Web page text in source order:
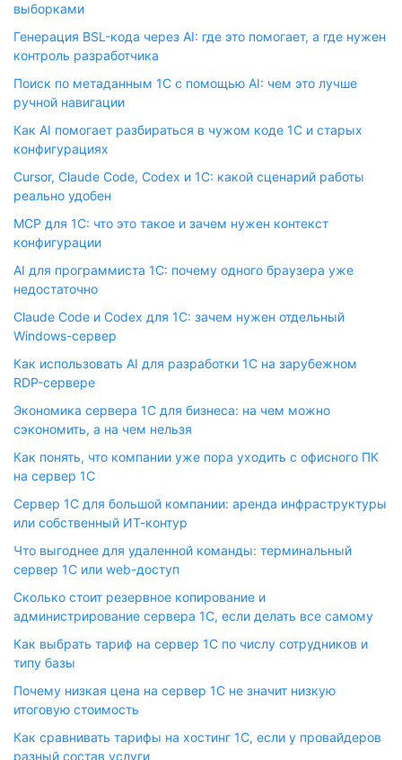
выборками
Генерация BSL-кода через AI: где это помогает, а где нужен
контроль разработчика
Поиск по метаданным 1С с помощью AI: чем это лучше
ручной навигации
Как AI помогает разбираться в чужом коде 1С и старых
конфигурациях
Cursor, Claude Code, Codex и 1С: какой сценарий работы
реально удобен
MCP для 1С: что это такое и зачем нужен контекст
конфигурации
AI для программиста 1С: почему одного браузера уже
недостаточно
Claude Code и Codex для 1С: зачем нужен отдельный
Windows-сервер
Как использовать AI для разработки 1С на зарубежном
RDP-сервере
Экономика сервера 1С для бизнеса: на чем можно
сэкономить, а на чем нельзя
Как понять, что компании уже пора уходить с офисного ПК
на сервер 1С
Сервер 1С для большой компании: аренда инфраструктуры
или собственный ИТ-контур
Что выгоднее для удаленной команды: терминальный
сервер 1С или web-доступ
Сколько стоит резервное копирование и
администрирование сервера 1С, если делать все самому
Как выбрать тариф на сервер 1С по числу сотрудников и
типу базы
Почему низкая цена на сервер 1С не значит низкую
итоговую стоимость
Как сравнивать тарифы на хостинг 1С, если у провайдеров
разный состав услуги